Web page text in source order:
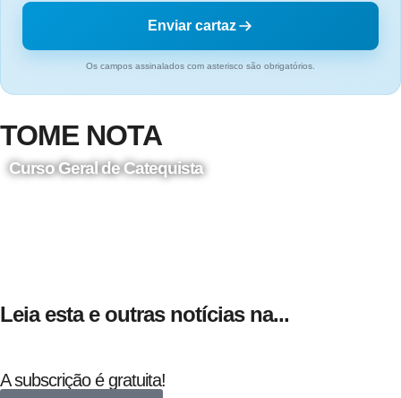
Enviar cartaz
Os campos assinalados com asterisco são obrigatórios.
TOME NOTA
Curso Geral de Catequista
Leia esta e outras notícias na...
A subscrição é gratuita!